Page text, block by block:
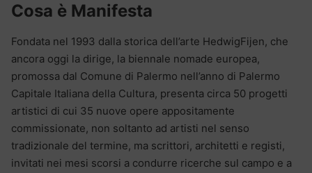
Cosa è Manifesta
Fondata nel 1993 dalla storica dell’arte HedwigFijen, che
ancora oggi la dirige, la biennale nomade europea,
promossa dal Comune di Palermo nell’anno di Palermo
Capitale Italiana della Cultura, presenta circa 50 progetti
artistici di cui 35 nuove opere appositamente
commissionate, non soltanto ad artisti nel senso
tradizionale del termine, ma scrittori, architetti e registi,
invitati nei mesi scorsi a condurre ricerche sul campo e a